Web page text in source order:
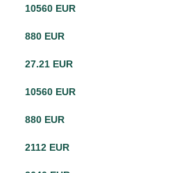
10560 EUR
880 EUR
27.21 EUR
10560 EUR
880 EUR
2112 EUR